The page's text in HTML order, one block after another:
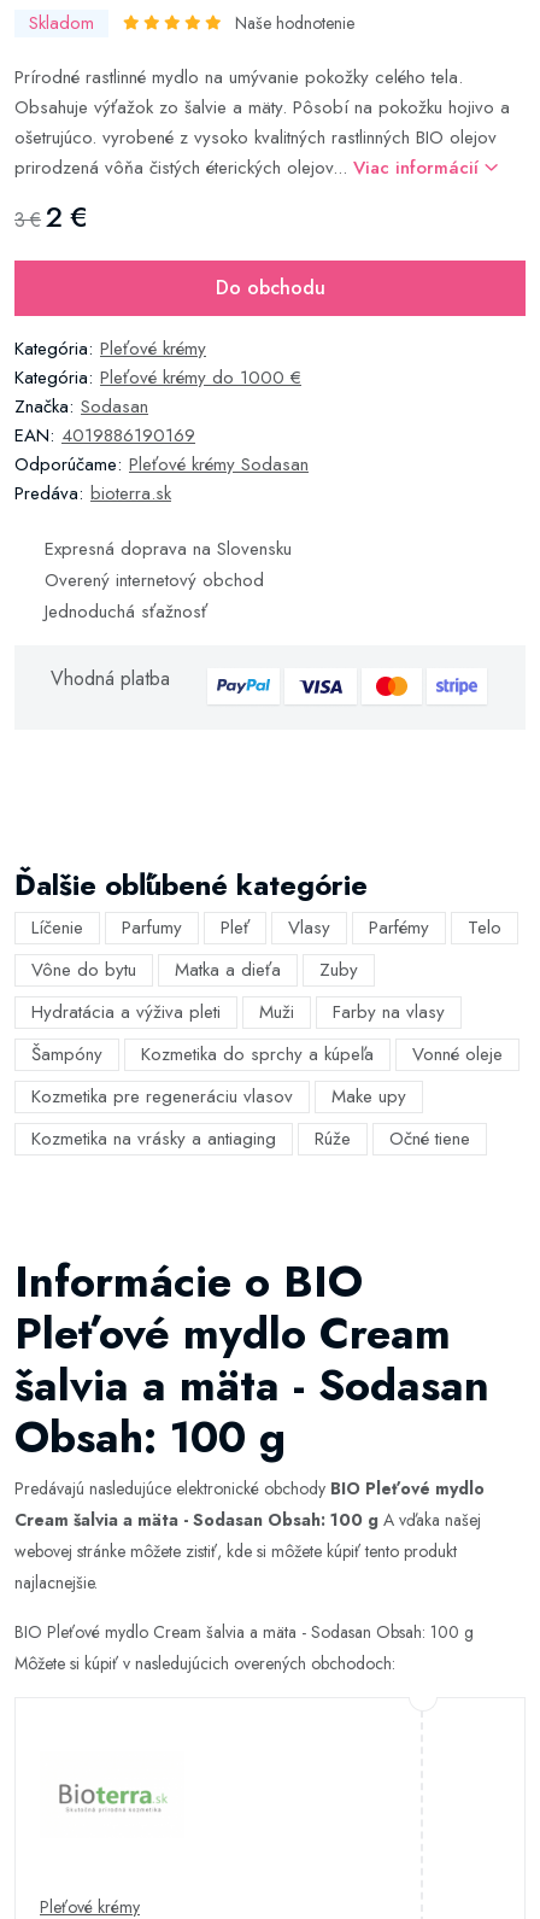
Skladom Naše hodnotenie
Prírodné rastlinné mydlo na umývanie pokožky celého tela.
Obsahuje výťažok zo šalvie a mäty. Pôsobí na pokožku hojivo a
ošetrujúco. vyrobené z vysoko kvalitných rastlinných BIO olejov
prirodzená vôňa čistých éterických olejov... Viac informácií
3 €2 €
Do obchodu
Kategória: Pleťové krémy
Kategória: Pleťové krémy do 1000 €
Značka: Sodasan
EAN: 4019886190169
Odporúčame: Pleťové krémy Sodasan
Predáva: bioterra.sk
Expresná doprava na Slovensku
Overený internetový obchod
Jednoduchá sťažnosť
Vhodná platba
Ďalšie obľúbené kategórie
Líčenie Parfumy Pleť Vlasy Parfémy
Telo
Vône do bytu
Matka a dieťa
Zuby
Hydratácia a výživa pleti
Muži
Farby na vlasy
Šampóny
Kozmetika do sprchy a kúpeľa
Vonné oleje
Kozmetika pre regeneráciu vlasov
Make upy
Kozmetika na vrásky a antiaging
Rúže Očné tiene
Informácie o BIO
Pleťové mydlo Cream
šalvia a mäta - Sodasan
Obsah: 100 g
Predávajú nasledujúce elektronické obchody BIO Pleťové mydlo
Cream šalvia a mäta - Sodasan Obsah: 100 g A vďaka našej
webovej stránke môžete zistiť, kde si môžete kúpiť tento produkt
najlacnejšie.
BIO Pleťové mydlo Cream šalvia a mäta - Sodasan Obsah: 100 g
Môžete si kúpiť v nasledujúcich overených obchodoch:
Pleťové krémy